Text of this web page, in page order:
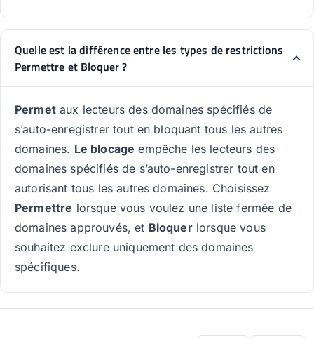
Quelle est la différence entre les types de restrictions
Permettre et Bloquer ?
Permetaux lecteurs des domaines spécifiés de
s’auto-enregistrer tout en bloquant tous les autres
domaines. Le blocage empêche les lecteurs des
domaines spécifiés de s’auto-enregistrer tout en
autorisant tous les autres domaines. Choisissez
Permettre lorsque vous voulez une liste fermée de
domaines approuvés, et Bloquerlorsque vous
souhaitez exclure uniquement des domaines
spécifiques.